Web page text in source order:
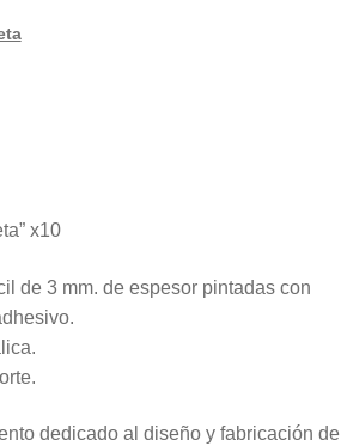
x10
de 3 mm. de espesor pintadas con
dedicado al diseño y fabricación de